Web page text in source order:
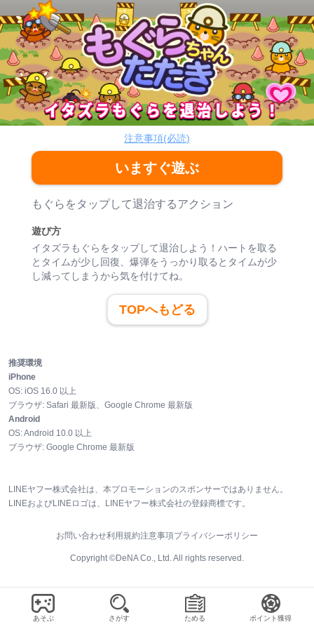
もぐらちゃんたたき
アクション
注意事項(必読)
いますぐ遊ぶ
ゲーム紹介
もぐらをタップして退治するアクション
遊び方
イタズラもぐらをタップして退治しよう！ハートを取る
とタイムが少し回復、爆弾をうっかり取るとタイムが少
し減ってしまうから気を付けてね。
TOPへもどる
推奨環境
iPhone
OS: iOS 16.0 以上
ブラウザ: Safari 最新版、Google Chrome 最新版
Android
OS:Android 10.0 以上
ブラウザ: Google Chrome 最新版
LINEヤフー株式会社は、本プロモーションのスポンサーではありません。
LINEおよびLINEロゴは、LINEヤフー株式会社の登録商標です。
お問い合わせ利用規約注意事項プライバシーポリシー
Copyright ©DeNA Co., Ltd. All rights reserved.
あそぶ さがす ためる ポイント獲得